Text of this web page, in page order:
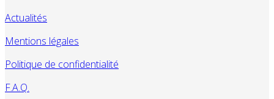
Actualités
Mentions légales
Politique de confidentialité
F.A.Q.